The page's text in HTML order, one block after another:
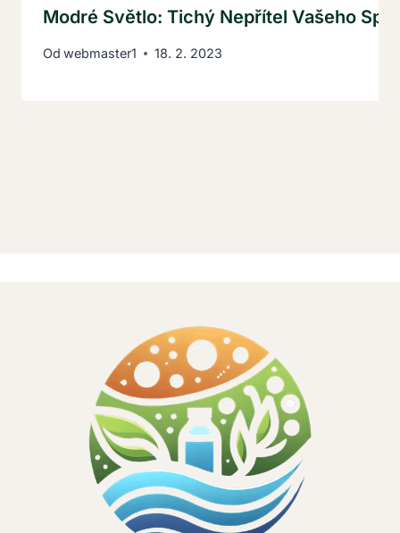
Modré Světlo: Tichý Nepřítel Vašeho
Od webmaster1 18. 2. 2023